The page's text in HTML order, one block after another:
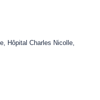
Hôpital Charles Nicolle,